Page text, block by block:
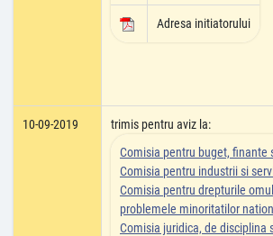
Adresa initiatorului
10-09-2019
trimis pentru aviz la:
Comisia pentru buget, finante
Comisia pentru industrii si
Comisia pentru drepturile
problemele minoritatilor
Comisia juridica, de disciplina